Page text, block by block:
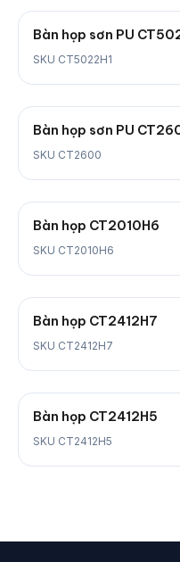
Bàn họp sơn PU
SKU CT5022H1
Bàn họp sơn PU
SKU CT2600
Bàn họp CT2010H6
SKU CT2010H6
Bàn họp CT2412H7
SKU CT2412H7
Bàn họp CT2412H5
SKU CT2412H5